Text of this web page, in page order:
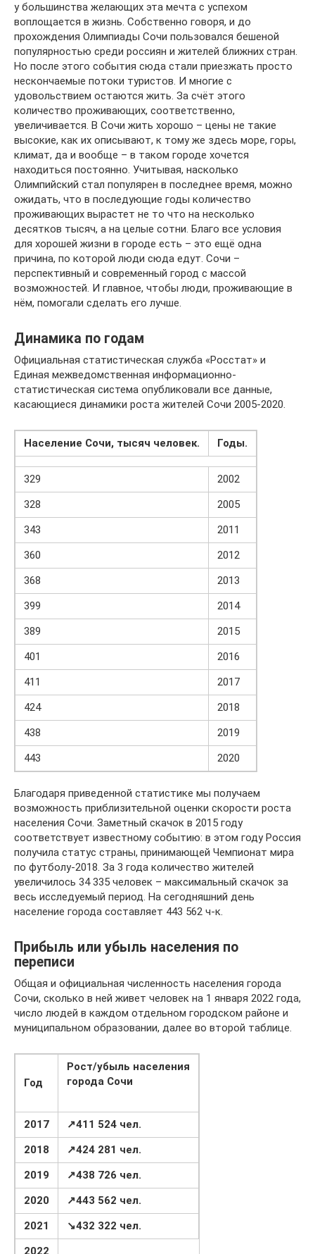
у большинства желающих эта мечта с успехом
воплощается в жизнь. Собственно говоря, и до
прохождения Олимпиады Сочи пользовался бешеной
популярностью среди россиян и жителей ближних стран.
Но после этого события сюда стали приезжать просто
нескончаемые потоки туристов. И многие с
удовольствием остаются жить. За счёт этого
количество проживающих, соответственно,
увеличивается. В Сочи жить хорошо – цены не такие
высокие, как их описывают, к тому же здесь море, горы,
климат, да и вообще – в таком городе хочется
находиться постоянно. Учитывая, насколько
Олимпийский стал популярен в последнее время, можно
ожидать, что в последующие годы количество
проживающих вырастет не то что на несколько
десятков тысяч, а на целые сотни. Благо все условия
для хорошей жизни в городе есть – это ещё одна
причина, по которой люди сюда едут. Сочи –
перспективный и современный город с массой
возможностей. И главное, чтобы люди, проживающие в
нём, помогали сделать его лучше.
Динамика по годам
Официальная статистическая служба «Росстат» и
Единая межведомственная информационно-
статистическая система опубликовали все данные,
касающиеся динамики роста жителей Сочи 2005-2020.
Население Сочи, тысяч человек. Годы.
329
2002
328
2005
343
2011
360
2012
368
2013
399
2014
389
2015
401
2016
411
2017
424
2018
438
2019
443
2020
Благодаря приведенной статистике мы получаем
возможность приблизительной оценки скорости роста
населения Сочи. Заметный скачок в 2015 году
соответствует известному событию: в этом году Россия
получила статус страны, принимающей Чемпионат мира
по футболу-2018. За 3 года количество жителей
увеличилось 34 335 человек – максимальный скачок за
весь исследуемый период. На сегодняшний день
население города составляет 443 562 ч-к.
Прибыль или убыль населения по
переписи
Общая и официальная численность населения города
Сочи, сколько в ней живет человек на 1 января 2022 года,
число людей в каждом отдельном городском районе и
муниципальном образовании, далее во второй таблице.
Год
Рост/убыль населения
города Сочи
2017
↗411 524 чел.
2018
↗424 281 чел.
2019
↗438 726 чел.
2020
↗443 562 чел.
2021
↘432 322 чел.
2022